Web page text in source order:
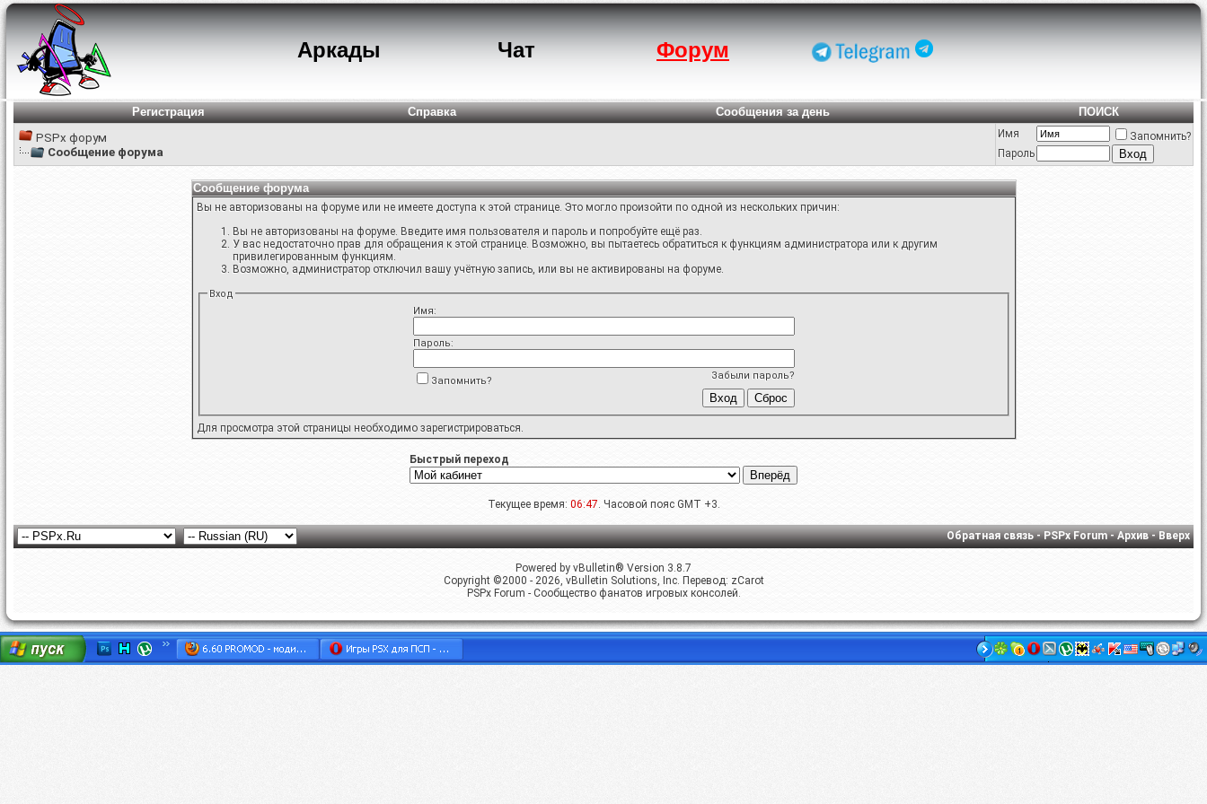
Аркады Чат Форум
Регистрация Справка Сообщения за день
ПОИСК
PSPx форум
Сообщение форума
Имя
Запомнить?
Пароль
Сообщение форума
Вы не авторизованы на форуме или не имеете доступа к этой странице. Это могло произойти по одной из нескольких причин:
Вы не авторизованы на форуме. Введите имя пользователя и пароль и попробуйте ещё раз.
У вас недостаточно прав для обращения к этой странице. Возможно, вы пытаетесь обратиться к функциям администратора или к другим
привилегированным функциям.
Возможно, администратор отключил вашу учётную запись, или вы не активированы на форуме.
Вход
Имя:
Пароль:
Забыли пароль?
Запомнить?
Для просмотра этой страницы необходимо зарегистрироваться.
Быстрый переход
Текущее время: 06:47. Часовой пояс GMT +3.
Обратная связь-PSPx Forum-Архив-Вверх
Powered by vBulletin® Version 3.8.7
Copyright ©2000 - 2026, vBulletin Solutions, Inc. Перевод: zCarot
PSPx Forum - Сообщество фанатов игровых консолей.